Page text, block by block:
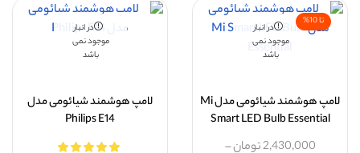
تا 10%
در انبار
موجود نمی
باشد
لامپ هوشمند شیائومی مدل Mi
Smart LED Bulb Essential
2,430,000تومان–
در انبار
موجود نمی
باشد
لامپ هوشمند شیائومی مدل
Philips E14